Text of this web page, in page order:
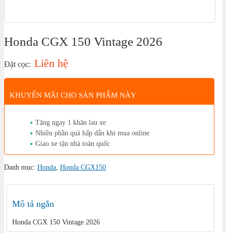
Honda CGX 150 Vintage 2026
Đặt cọc: Liên hệ
KHUYẾN MÃI CHO SẢN PHẨM NÀY
Tặng ngay 1 khăn lau xe
Nhiều phần quà hấp dẫn khi mua online
Giao xe tận nhà toàn quốc
Danh mục: Honda, Honda CGX150
Mô tả ngắn
Honda CGX 150 Vintage 2026